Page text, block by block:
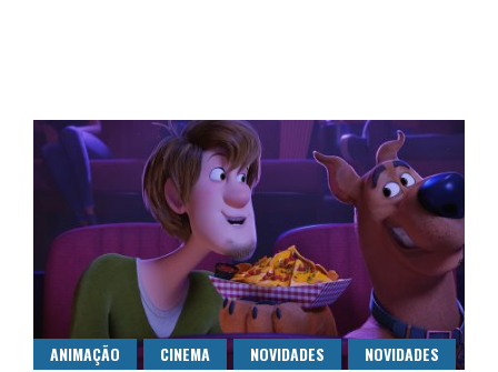
Central Comics
ANIMAÇÃO CINEMA NOVIDADES NOVIDADES